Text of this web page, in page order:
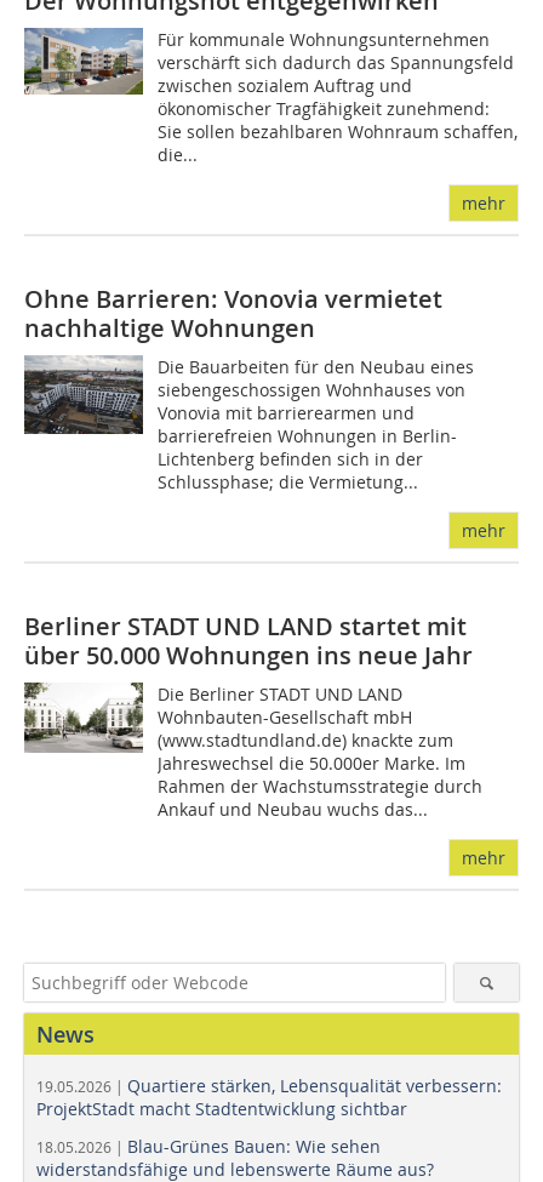
Für kommunale Wohnungsunternehmen
verschärft sich dadurch das Spannungsfeld
zwischen sozialem Auftrag und
ökonomischer Tragfähigkeit zunehmend:
Sie sollen bezahlbaren Wohnraum schaffen,
die...
mehr
Ohne Barrieren: Vonovia vermietet
nachhaltige Wohnungen
Die Bauarbeiten für den Neubau eines
siebengeschossigen Wohnhauses von
Vonovia mit barrierearmen und
barrierefreien Wohnungen in Berlin-
Lichtenberg befinden sich in der
Schlussphase; die Vermietung...
mehr
Berliner STADT UND LAND startet mit
über 50.000 Wohnungen ins neue Jahr
Die Berliner STADT UND LAND
Wohnbauten-Gesellschaft mbH
(www.stadtundland.de) knackte zum
Jahreswechsel die 50.000er Marke. Im
Rahmen der Wachstumsstrategie durch
Ankauf und Neubau wuchs das...
mehr
News
19.05.2026 | Quartiere stärken, Lebensqualität verbessern:
ProjektStadt macht Stadtentwicklung sichtbar
18.05.2026 | Blau-Grünes Bauen: Wie sehen
widerstandsfähige und lebenswerte Räume aus?